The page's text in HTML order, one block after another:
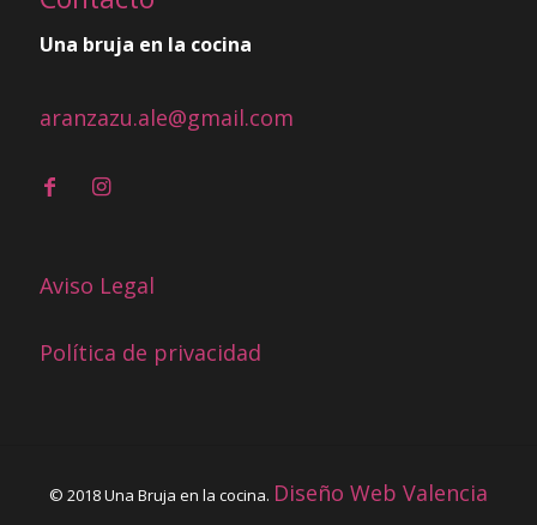
Una bruja en la cocina
aranzazu.ale@gmail.com
Aviso Legal
Política de privacidad
© 2018 Una Bruja en la cocina. Diseño Web Valencia